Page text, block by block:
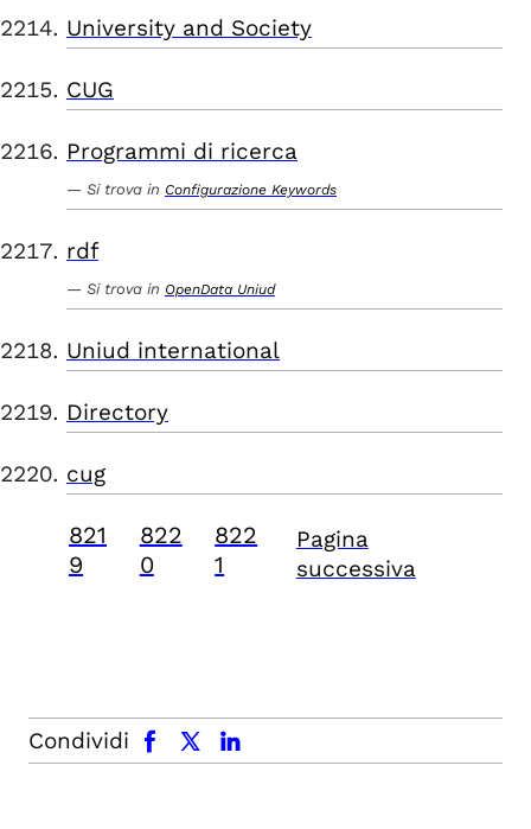
University and Society
CUG
Programmi di ricerca
Si trova in Configurazione Keywords
rdf
Si trova in OpenData Uniud
Uniud international
Directory
cug
821
9
822
0
822
1
Pagina
successiva
Condividi
facebook x.com linkedin